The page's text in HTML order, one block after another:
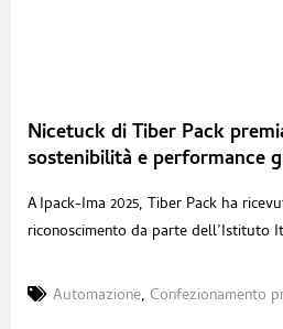
Nicetuck di Tiber Pack
sostenibilità e performance
A Ipack-Ima 2025, Tiber Pack ha
riconoscimento da parte dell’Istituto
confezionamento in cartone senza
Automazione, Confezionamento